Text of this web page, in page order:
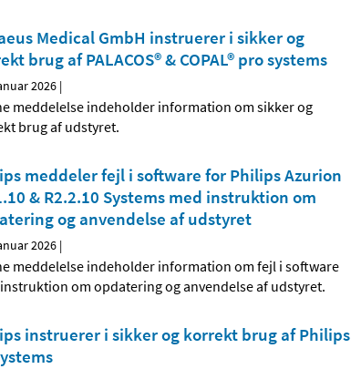
Medical GmbH instruerer i sikker og
brug af PALACOS® & COPAL® pro systems
2026 |
meddelelse indeholder information om sikker og
brug af udstyret.
meddeler fejl i software for Philips Azurion
& R2.2.10 Systems med instruktion om
og anvendelse af udstyret
2026 |
meddelelse indeholder information om fejl i software
om opdatering og anvendelse af udstyret.
instruerer i sikker og korrekt brug af Philips